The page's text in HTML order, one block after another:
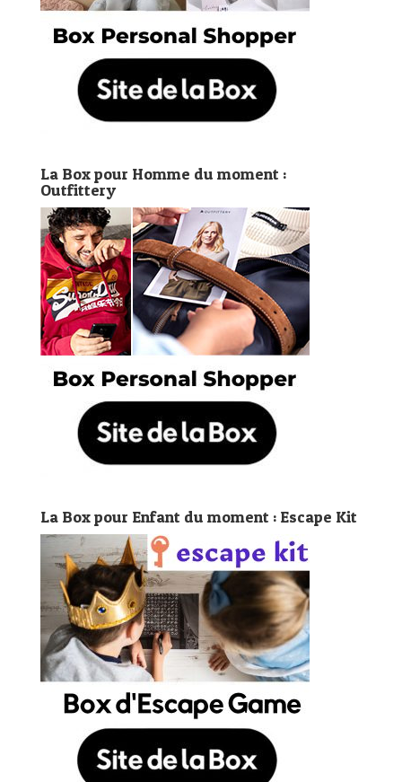
La Box pour Homme du moment :
Outfittery
La Box pour Enfant du moment : Escape Kit